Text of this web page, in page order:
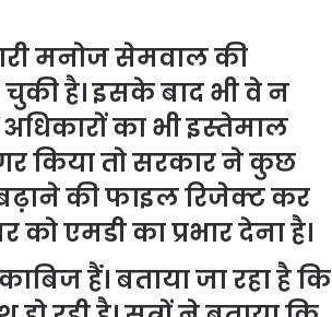
मनोज सेमवाल की
चुकी है। इसके बाद भी वे न
का भी इस्तेमाल
किया तो सरकार ने कुछ
की फाइल रिजेक्ट कर
एमडी का प्रभार देना है।
हैं। बताया जा रहा है कि